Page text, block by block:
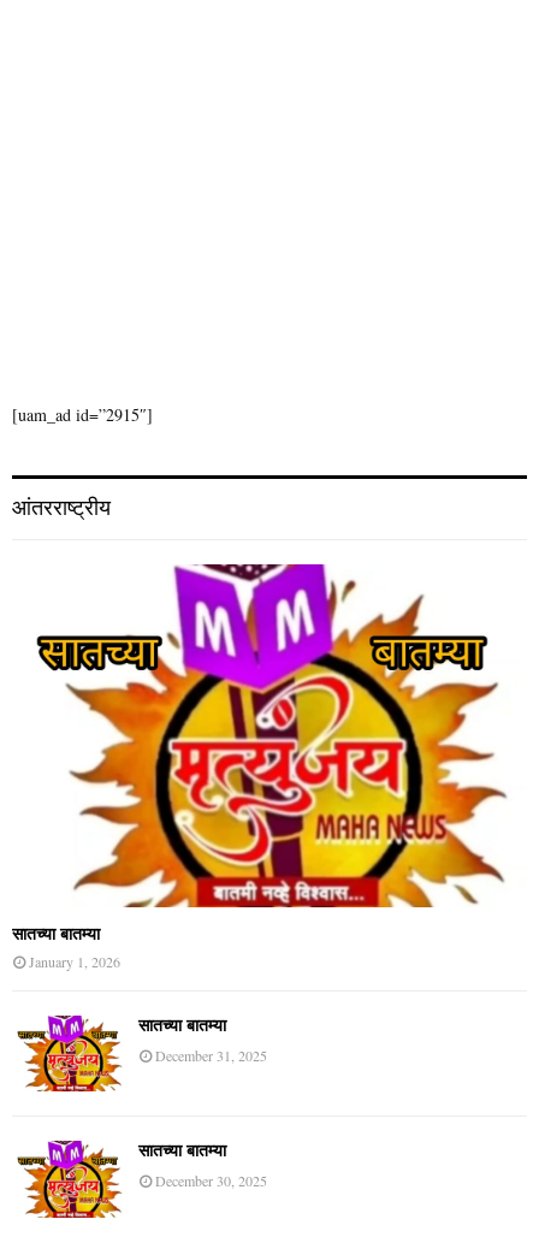
[uam_ad id=”2915″]
आंतरराष्ट्रीय
सातच्या बातम्या
January 1, 2026
सातच्या बातम्या
December 31, 2025
सातच्या बातम्या
December 30, 2025